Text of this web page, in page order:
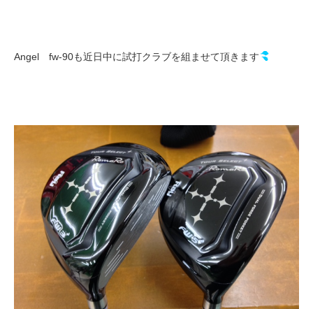
Angel fw-90も近日中に試打クラブを組ませて頂きます